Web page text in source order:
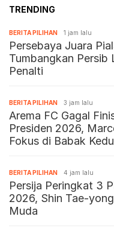
TRENDING
BERITA PILIHAN 1 jam lalu
Persebaya Juara
Tumbangkan Persib
Penalti
BERITA PILIHAN 3 jam lalu
Arema FC Gagal
Presiden 2026,
Fokus di Babak
BERITA PILIHAN 4 jam lalu
Persija Peringkat 3
2026, Shin Tae-
Muda